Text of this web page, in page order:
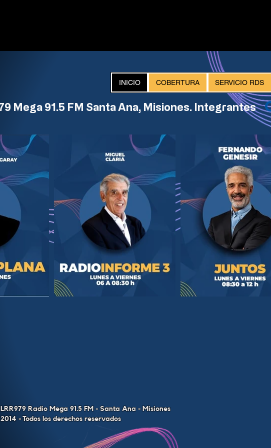
INICIO COBERTURA SERVICIO RDS
Mega 91.5 FM Santa Ana, Misiones. Integrantes
LRR979 Radio Mega 91.5 FM - Santa Ana - Misiones
2014 - Todos los derechos reservados